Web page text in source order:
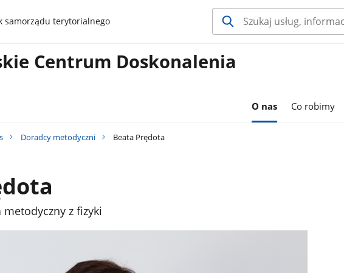
samorządu terytorialnego
Centrum Doskonalenia
O nas Co robimy
Doradcy metodyczni Beata Prędota
z fizyki